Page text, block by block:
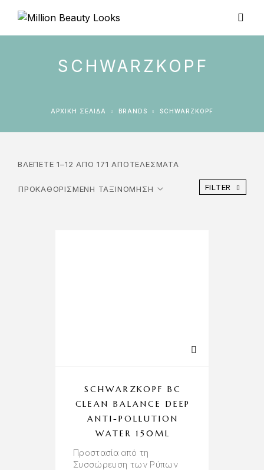
SCHWARZKOPF
ΑΡΧΙΚΉ ΣΕΛΊΔΑ BRANDS SCHWARZKOPF
ΒΛΈΠΕΤΕ 1–12 ΑΠΌ 171 ΑΠΟΤΕΛΈΣΜΑΤΑ
FILTER
SCHWARZKOPF BC
CLEAN BALANCE DEEP
ANTI-POLLUTION
WATER 150ML
Προστασία από τη
Συσσώρευση των Ρύπων